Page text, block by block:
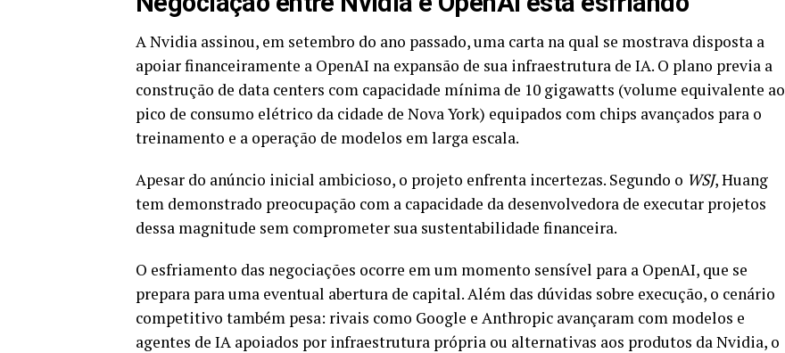
A Nvidia assinou, em setembro do ano passado, uma carta na qual se mostrava disposta a
apoiar financeiramente a OpenAI na expansão de sua infraestrutura de IA. O plano previa a
construção de data centers com capacidade mínima de 10 gigawatts (volume equivalente ao
pico de consumo elétrico da cidade de Nova York) equipados com chips avançados para o
treinamento e a operação de modelos em larga escala.
Apesar do anúncio inicial ambicioso, o projeto enfrenta incertezas. Segundo o WSJ, Huang
tem demonstrado preocupação com a capacidade da desenvolvedora de executar projetos
dessa magnitude sem comprometer sua sustentabilidade financeira.
O esfriamento das negociações ocorre em um momento sensível para a OpenAI, que se
prepara para uma eventual abertura de capital. Além das dúvidas sobre execução, o cenário
competitivo também pesa: rivais como Google e Anthropic avançaram com modelos e
agentes de IA apoiados por infraestrutura própria ou alternativas aos produtos da Nvidia, o